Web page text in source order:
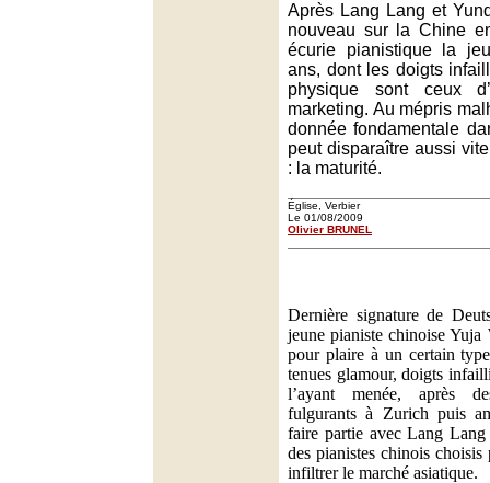
Après Lang Lang et
nouveau sur la Chine
écurie pianistique la
ans, dont les doigts
physique sont ceux
marketing. Au mépris
donnée fondamentale
peut disparaître aussi
: la maturité.
Église, Verbier
Le 01/08/2009
Olivier BRUNEL
Dernière signature de
jeune pianiste chinoise Yuja
pour plaire à un certain
tenues glamour, doigts
l’ayant menée, après
fulgurants à Zurich puis
faire partie avec Lang
des pianistes chinois
infiltrer le marché asiatique.